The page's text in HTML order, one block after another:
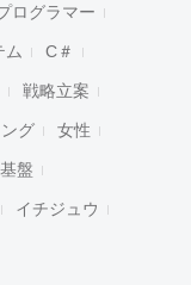
ログラマー
ム C＃
戦略立案
グ 女性
盤
イチジュウ